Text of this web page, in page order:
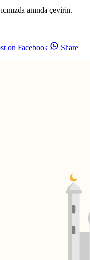
anında çevirin.
on Facebook
Share